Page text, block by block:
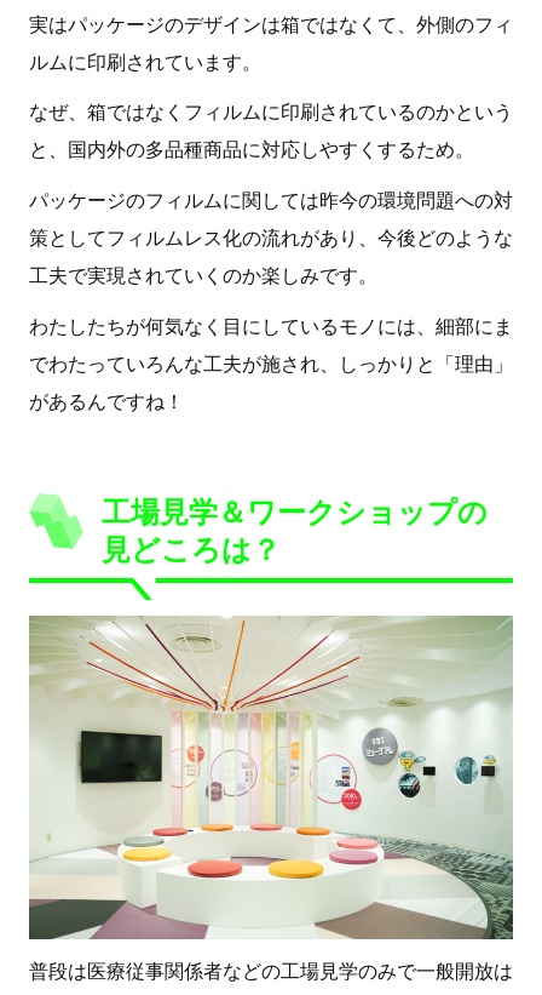
実はパッケージのデザインは箱ではなくて、外側のフィ
ルムに印刷されています。
なぜ、箱ではなくフィルムに印刷されているのかという
と、国内外の多品種商品に対応しやすくするため。
パッケージのフィルムに関しては昨今の環境問題への対
策としてフィルムレス化の流れがあり、今後どのような
工夫で実現されていくのか楽しみです。
わたしたちが何気なく目にしているモノには、細部にま
でわたっていろんな工夫が施され、しっかりと「理由」
があるんですね！
工場見学＆ワークショップの
見どころは？
普段は医療従事関係者などの工場見学のみで一般開放は